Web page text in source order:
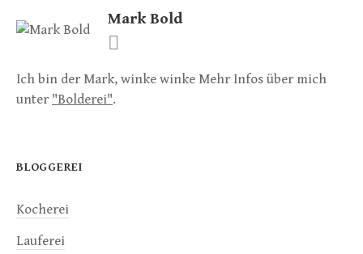
Mark Bold
Ich bin der Mark, winke winke Mehr Infos über mich
unter "Bolderei".
BLOGGEREI
Kocherei
Lauferei